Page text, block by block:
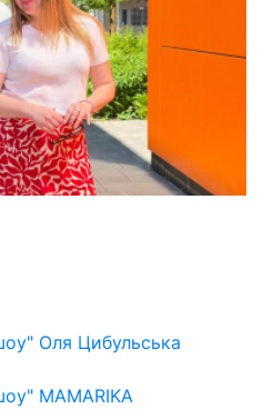
Оля Цибульська
MAMARIKA